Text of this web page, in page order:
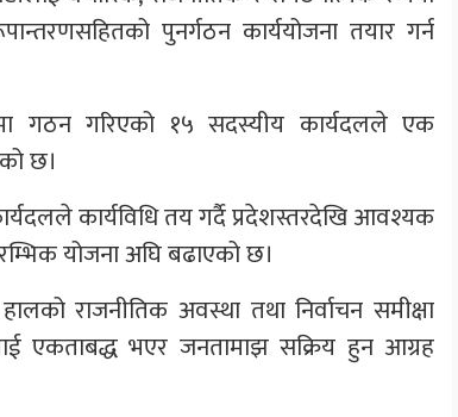
पुनर्गठन कार्ययोजना तयार गर्न
गठन गरिएको १५ सदस्यीय कार्यदलले एक
छ।
कार्यविधि तय गर्दै प्रदेशस्तरदेखि आवश्यक
योजना अघि बढाएको छ।
राजनीतिक अवस्था तथा निर्वाचन समीक्षा
एकताबद्ध भएर जनतामाझ सक्रिय हुन आग्रह